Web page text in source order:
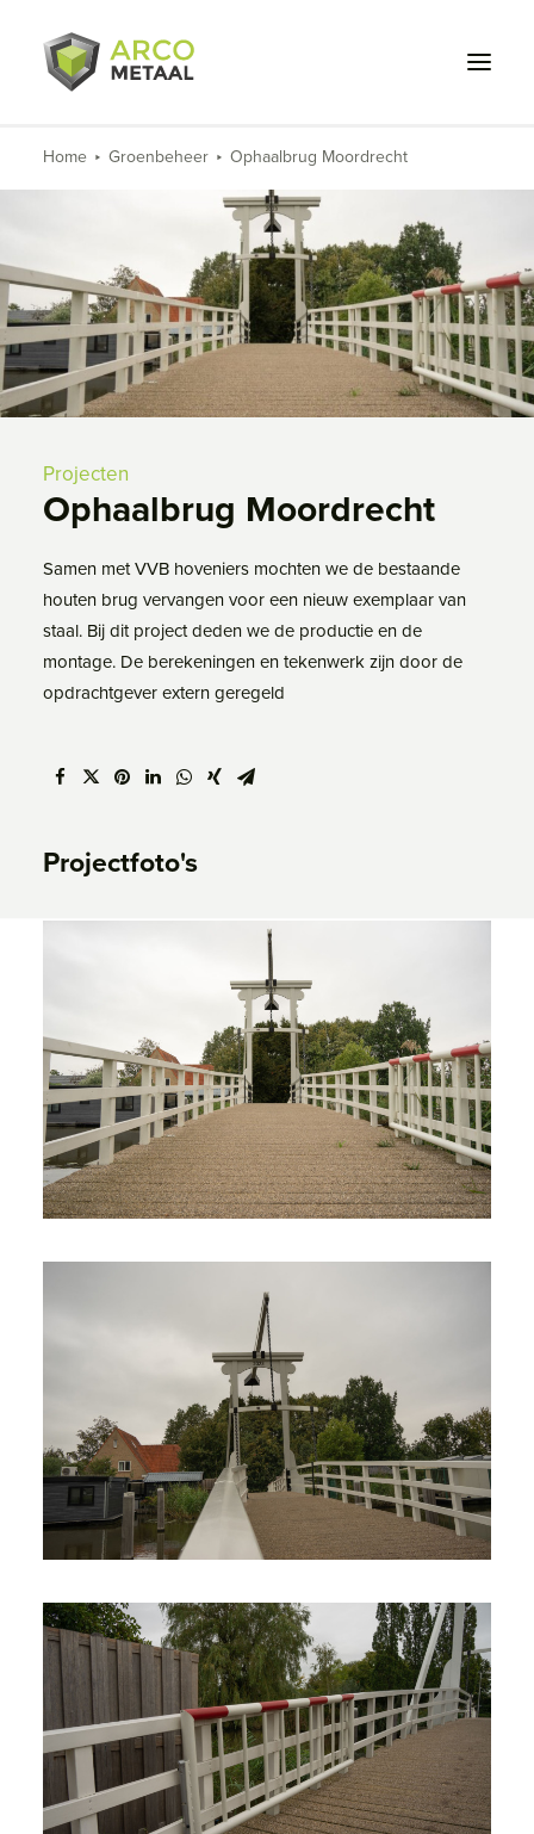
Wat we doen
Projecten
Over ons
Werken bij
Home Groenbeheer Ophaalbrug Moordrecht
Projecten
Ophaalbrug Moordrecht
Samen met VVB hoveniers mochten we de bestaande
houten brug vervangen voor een nieuw exemplaar van
staal. Bij dit project deden we de productie en de
montage. De berekeningen en tekenwerk zijn door de
opdrachtgever extern geregeld
Projectfoto's